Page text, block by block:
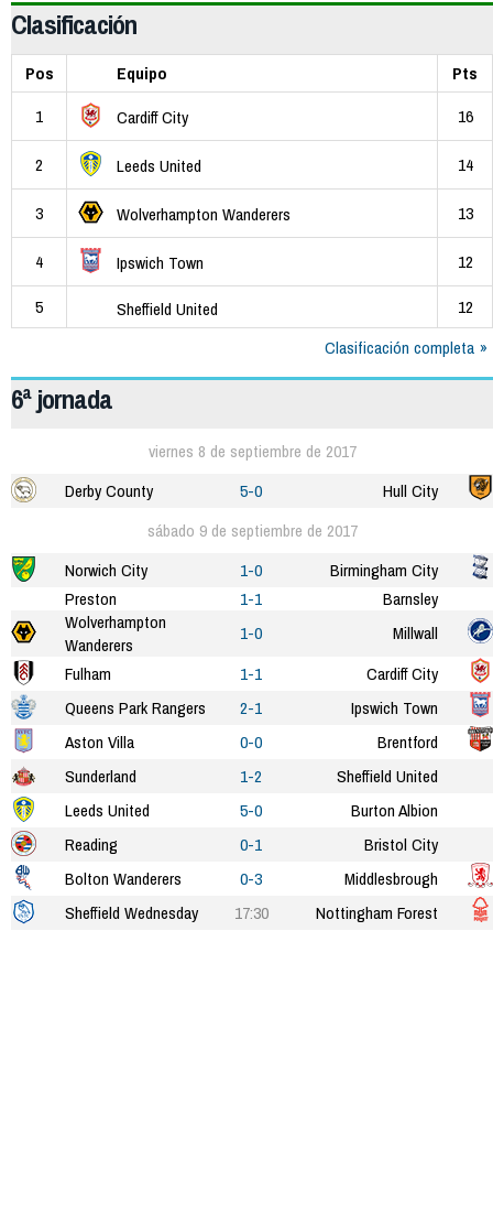
Clasificación
Pos Equipo
Pts
1
Cardiff City 16
2 Leeds United 14
3 Wolverhampton Wanderers 13
4 Ipswich Town
12
5
Sheffield United
12
Clasificación completa
6ª jornada
viernes 8 de septiembre de 2017
Derby County
5-0
Hull City
sábado 9 de septiembre de 2017
Norwich City
1-0
Birmingham City
Preston
1-1
Barnsley
Wolverhampton
Wanderers
1-0
Millwall
Fulham
1-1
Cardiff City
Queens Park Rangers
2-1
Ipswich Town
Aston Villa
0-0
Brentford
Sunderland
1-2
Sheffield United
Leeds United
5-0
Burton Albion
Reading
0-1
Bristol City
Bolton Wanderers
0-3
Middlesbrough
Sheffield Wednesday
17:30 Nottingham Forest